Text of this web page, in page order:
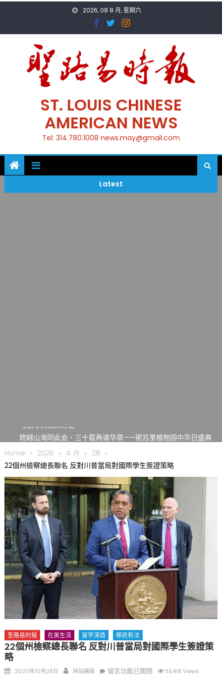
2026, 08 8 月, 星期六
ST. LOUIS CHINESE
AMERICAN NEWS
Tel: 314.780.1008 news.may@gmail.com
Latest
跨越山海同此会，三十载再谱华章——密苏里植物园中华日盛典
圣路易龙舟俱乐部5月16日龙舟体验日 邀请各界亲身体验划行乐
趣 + 水上竞速魅力
三十二载跨越时空的相逢
执掌密苏里植物园近四十年 致力推动全球植物多样性研究与中美
合作 Peter Raven 博士逝世 享年89岁
一晃三十年，初夏又相逢。中华日，等你来赴约 —— 密苏里植物
园“中华日三十周年特别报道（五）
筝声与琴韵交汇：刘励(Li Statler)与钢琴家Darek演绎一场古筝
与钢琴的精彩对话
Home 2026 4 月
28
22個州檢察總長聯名 反對川普當局對國際學生簽證策略
圣路易时报 在美生活 留学深造 移民新法
22個州檢察總長聯名 反對川普當局對國際學生簽證策
略
Posted
2020年10月28日 Author
网站编辑
在
留言功能已關閉 55418 Views